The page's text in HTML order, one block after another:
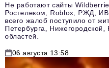
Не работают сайты
Ростелеком, Roblox, РЖД,
всего жалоб поступило от
Петербурга, Нижегородской,
областей.
06 августа 13:58